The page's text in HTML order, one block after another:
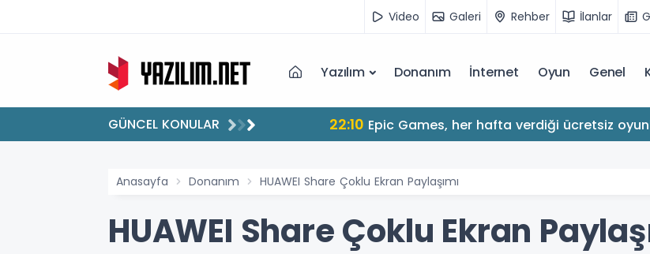
Video Galeri Rehber İlanlar
Yazılım Donanım İnternet Oyun Genel
GÜNCEL KONULAR 22:10 Epic Games, her hafta verdiği ücretsiz
Anasayfa Donanım HUAWEI Share Çoklu Ekran Paylaşımı
HUAWEI Share Çoklu Ekran